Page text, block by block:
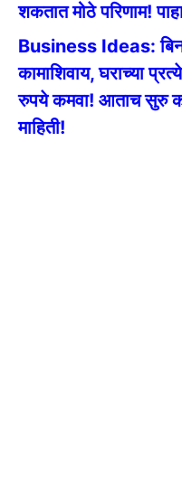
शकतात मोठे परिणाम!
Business Ideas:
कामाशिवाय, घराच्या
रुपये कमवा! आताच सुरु
माहिती!